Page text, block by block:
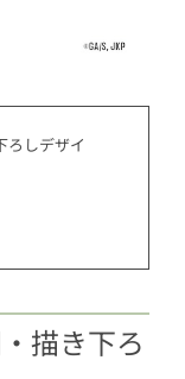
ろしデザイ
描き下ろ